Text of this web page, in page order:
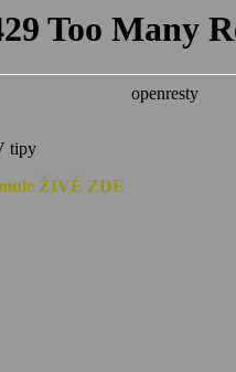
tipy
ŽIVĚ ZDE